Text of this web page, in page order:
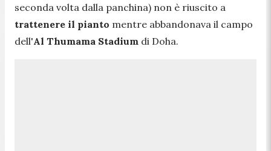
seconda volta dalla panchina) non è riuscito a
trattenere il pianto mentre abbandonava il campo
dell'Al Thumama Stadium di Doha.